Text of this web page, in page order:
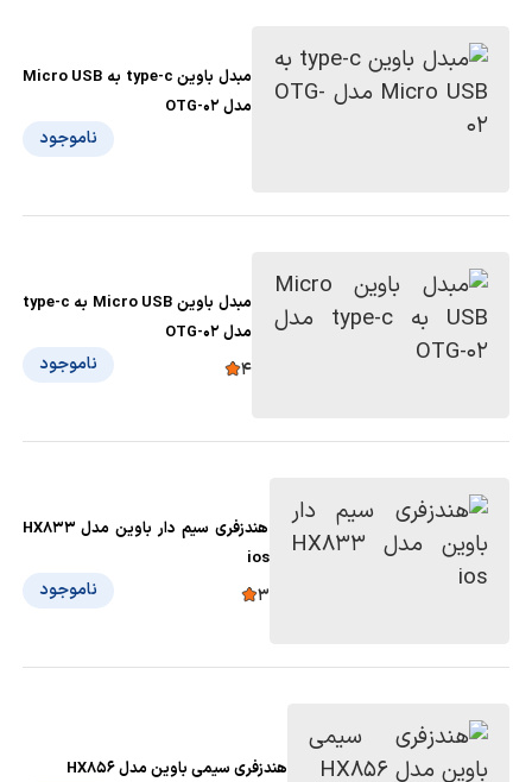
مبدل باوین type-c به Micro USB
مدل OTG-02
ناموجود
مبدل باوین Micro USB به type-c
مدل OTG-02
4 ناموجود
هندزفری سیم دار باوین مدل HX833
ios
3 ناموجود
هندزفری سیمی باوین مدل HX856